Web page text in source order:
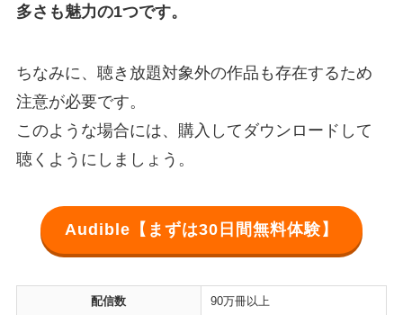
多さも魅力の1つです。
ちなみに、聴き放題対象外の作品も存在するため
注意が必要です。
このような場合には、購入してダウンロードして
聴くようにしましょう。
Audible【まずは30日間無料体験】
配信数 90万冊以上